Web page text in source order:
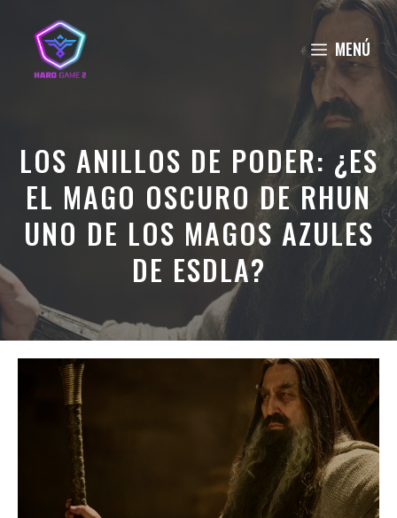
contenido
MENÚ
LOS ANILLOS DE PODER: ¿ES
EL MAGO OSCURO DE RHUN
UNO DE LOS MAGOS AZULES
DE ESDLA?